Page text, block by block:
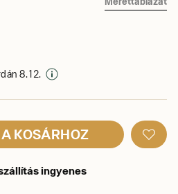
8. 12.
KOSÁRHOZ
ingyenes